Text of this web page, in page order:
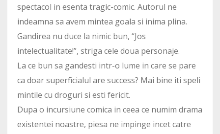
spectacol in esenta tragic-comic. Autorul ne
indeamna sa avem mintea goala si inima plina.
Gandirea nu duce la nimic bun, “Jos
intelectualitate!”, striga cele doua personaje.
La ce bun sa gandesti intr-o lume in care se pare
ca doar superficialul are success? Mai bine iti speli
mintile cu droguri si esti fericit.
Dupa o incursiune comica in ceea ce numim drama
existentei noastre, piesa ne impinge incet catre